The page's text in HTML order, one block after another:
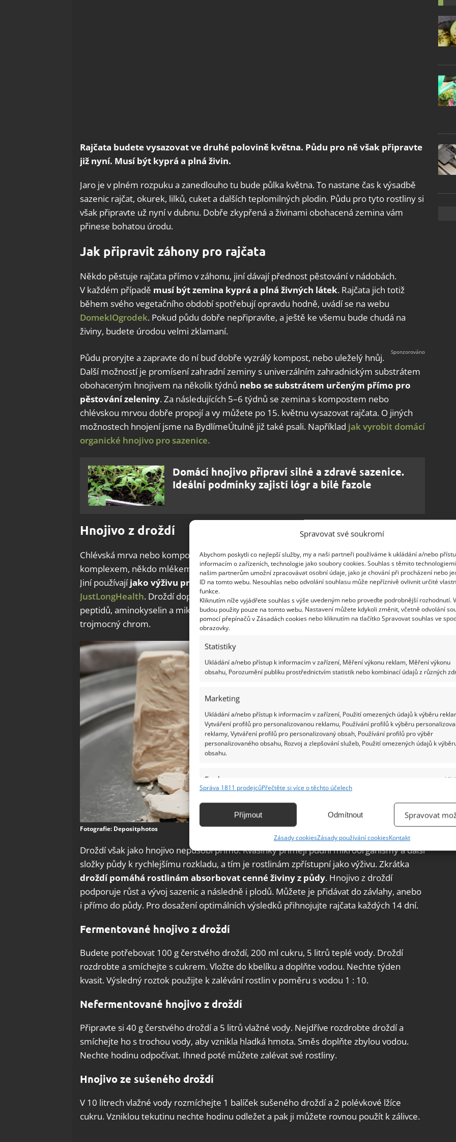
Spravovat své soukromí
Abychom poskytli co nejlepší služby, my a naši partneři používáme k ukládání a/nebo
informacím o zařízeních, technologie jako soubory cookies. Souhlas s těmito
našim partnerům umožní zpracovávat osobní údaje, jako je chování při procházení nebo
ID na tomto webu. Nesouhlas nebo odvolání souhlasu může nepříznivě ovlivnit určité
funkce.
Kliknutím níže vyjádřete souhlas s výše uvedeným nebo proveďte podrobnější rozhodnutí.
budou použity pouze na tomto webu. Nastavení můžete kdykoli změnit, včetně odvolání
pomocí přepínačů v Zásadách cookies nebo kliknutím na tlačítko Spravovat souhlas ve
obrazovky.
Statistiky
Ukládání a/nebo přístup k informacím v zařízení, Měření výkonu reklam, Měření výkonu
obsahu, Porozumění publiku prostřednictvím statistik nebo kombinací údajů z různých
Marketing
Ukládání a/nebo přístup k informacím v zařízení, Použití omezených údajů k výběru
Vytváření profilů pro personalizovanou reklamu, Používání profilů k výběru
reklamy, Vytváření profilů pro personalizovaný obsah, Používání profilů pro výběr
personalizovaného obsahu, Rozvoj a zlepšování služeb, Použití omezených údajů k
obsahu.
Funkce
Identifikace zařízení na základě automaticky přenášených informací.
základě aktivně vyžádaných informací.
Zajištění bezpečnosti, předcházení a zjišťování podvodů a
odstraňování chyb, Poskytování a zobrazování reklamy a obsahu,
Ukládání a sdělování voleb ochrany osobních údajů.
Správa 1811 prodejcůPřečtěte si více o těchto účelech
Příjmout Odmítnout Spravovat
Zásady cookiesZásady používání cookiesKontakt
Rajčata budete vysazovat ve druhé polovině května. Půdu pro ně však připravte
již nyní. Musí být kyprá a plná živin.
Jaro je v plném rozpuku a zanedlouho tu bude půlka května. To nastane čas k výsadbě
sazenic rajčat, okurek, lilků, cuket a dalších teplomilných plodin. Půdu pro tyto rostliny si
však připravte už nyní v dubnu. Dobře zkypřená a živinami obohacená zemina vám
přinese bohatou úrodu.
Jak připravit záhony pro rajčata
Někdo pěstuje rajčata přímo v záhonu, jiní dávají přednost pěstování v nádobách.
V každém případě musí být zemina kyprá a plná živných látek. Rajčata jich totiž
během svého vegetačního období spotřebují opravdu hodně, uvádí se na webu
DomekIOgrodek. Pokud půdu dobře nepřipravíte, a ještě ke všemu bude chudá na
živiny, budete úrodou velmi zklamaní.
Půdu proryjte a zapravte do ní buď dobře vyzrálý kompost, nebo uleželý hnůj.
Další možností je promísení zahradní zeminy s univerzálním zahradnickým substrátem
obohaceným hnojivem na několik týdnů nebo se substrátem určeným přímo pro
pěstování zeleniny. Za následujících 5–6 týdnů se zemina s kompostem nebo
chlévskou mrvou dobře propojí a vy můžete po 15. květnu vysazovat rajčata. O jiných
možnostech hnojení jsme na BydlímeÚtulně již také psali. Například jak vyrobit domácí
organické hnojivo pro sazenice.
Domácí hnojivo připraví silné a zdravé sazenice.
Ideální podmínky zajistí lógr a bílé fazole
Hnojivo z droždí
Chlévská mrva nebo kompost nejsou však jediným řešením. Někdo obohacuje půdu B-
komplexem, někdo mlékem; další zahrádkáři využívají průmyslově připravená hnojiva.
Jiní používajíjako výživu pro rajčata a další rostliny hnojivo z droždí, jak uvádí web
JustLongHealth. Droždí doprovází lidstvo od nepaměti. Je plné vitamínů B, C a D,
peptidů, aminokyselin a mikroprvků, jako je fosfor, selen, železo, oxid křemičitý a
trojmocný chrom.
Fotografie: Depositphotos
Droždí však jako hnojivo nepůsobí přímo. Kvasinky přimějí půdní mikroorganismy a další
složky půdy k rychlejšímu rozkladu, a tím je rostlinám zpřístupní jako výživu. Zkrátka
droždí pomáhá rostlinám absorbovat cenné živiny z půdy. Hnojivo z droždí
podporuje růst a vývoj sazenic a následně i plodů. Můžete je přidávat do závlahy, anebo
i přímo do půdy. Pro dosažení optimálních výsledků přihnojujte rajčata každých 14 dní.
Fermentované hnojivo z droždí
Budete potřebovat 100 g čerstvého droždí, 200 ml cukru, 5 litrů teplé vody. Droždí
rozdrobte a smíchejte s cukrem. Vložte do kbelíku a doplňte vodou. Nechte týden
kvasit. Výsledný roztok použijte k zalévání rostlin v poměru s vodou 1 : 10.
Nefermentované hnojivo z droždí
Připravte si 40 g čerstvého droždí a 5 litrů vlažné vody. Nejdříve rozdrobte droždí a
smíchejte ho s trochou vody, aby vznikla hladká hmota. Směs doplňte zbylou vodou.
Nechte hodinu odpočívat. Ihned poté můžete zalévat své rostliny.
Hnojivo ze sušeného droždí
V 10 litrech vlažné vody rozmíchejte 1 balíček sušeného droždí a 2 polévkové lžíce
cukru. Vzniklou tekutinu nechte hodinu odležet a pak ji můžete rovnou použít k zálivce.